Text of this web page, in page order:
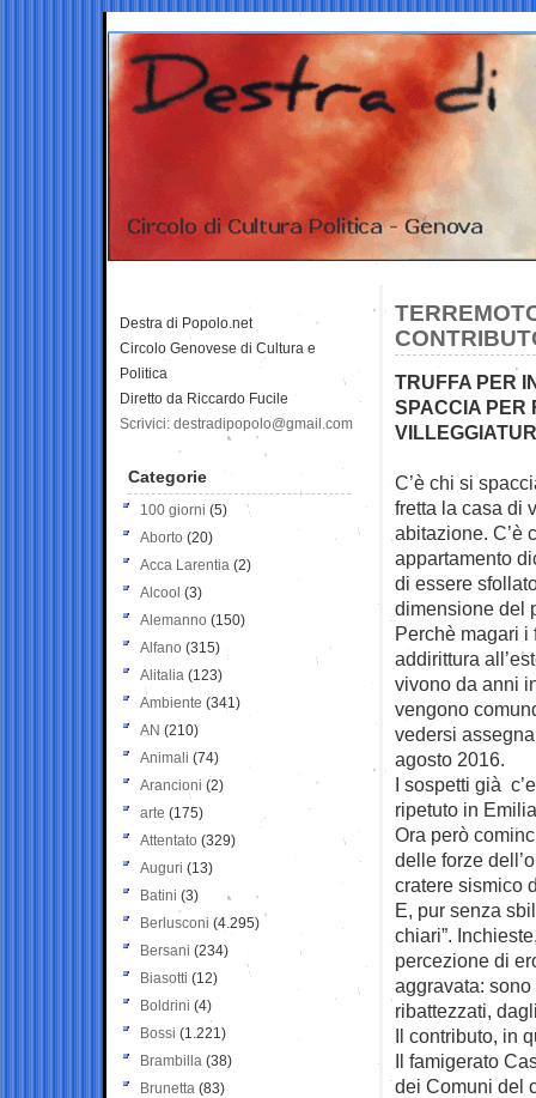
TRUFFA PER
SPACCIA PER
C’è chi si
fretta la casa di
abitazione. C’è
appartamento
di essere
dimensione del
Perchè magari i
addirittura
vivono da anni
vengono
vedersi
agosto 2016.
I sospetti già
ripetuto in
Ora però
delle forze
cratere sismico
E, pur senza
chiari”.
percezione di
aggravata:
ribattezzati,
Il contributo, in
Il famigerato
dei Comuni del
Destra di Popolo.net
Circolo Genovese di Cultura e
Politica
Diretto da Riccardo Fucile
Scrivici: destradipopolo@gmail.com
Categorie
100 giorni (5)
Aborto (20)
Acca Larentia (2)
Alcool (3)
Alemanno (150)
Alfano (315)
Alitalia (123)
Ambiente (341)
AN (210)
Animali (74)
Arancioni (2)
arte (175)
Attentato (329)
Auguri (13)
Batini (3)
Berlusconi (4.295)
Bersani (234)
Biasotti (12)
Boldrini (4)
Bossi (1.221)
Brambilla (38)
Brunetta (83)